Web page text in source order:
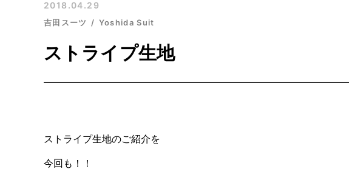
2018.04.29
吉田スーツ Yoshida Suit
ストライプ生地
ストライプ生地のご紹介を
今回も！！